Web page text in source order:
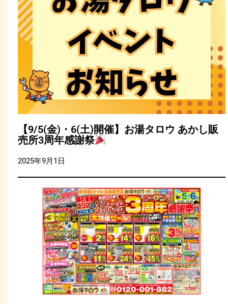
【9/5(金)・6(土)開催】お湯タロウ あかし販
売所3周年感謝祭
2025年9月1日